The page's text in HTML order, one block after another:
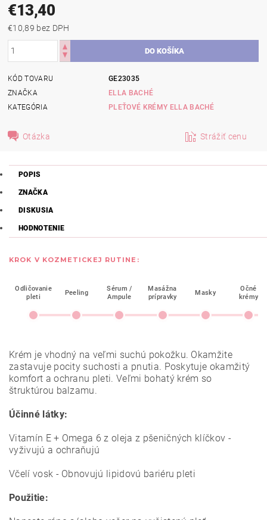
€13,40
€10,89 bez DPH
KÓD TOVARU
GE23035
ZNAČKA
ELLA BACHÉ
KATEGÓRIA
PLEŤOVÉ KRÉMY ELLA BACHÉ
Otázka Strážiť cenu
POPIS
ZNAČKA
DISKUSIA
HODNOTENIE
KROK V KOZMETICKEJ RUTINE:
Odličovanie
pleti
Peeling
Sérum /
Ampule
Masážna
prípravky
Masky
Očné
krémy
Krém je vhodný na veľmi suchú pokožku. Okamžite
zastavuje pocity suchosti a pnutia. Poskytuje okamžitý
komfort a ochranu pleti. Veľmi bohatý krém so
štruktúrou balzamu.
Účinné látky:
Vitamín E + Omega 6 z oleja z pšeničných klíčkov -
vyživujú a ochraňujú
Včelí vosk - Obnovujú lipidovú bariéru pleti
Použitie: